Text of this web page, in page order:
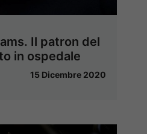
Il patron del
in ospedale
15 Dicembre 2020